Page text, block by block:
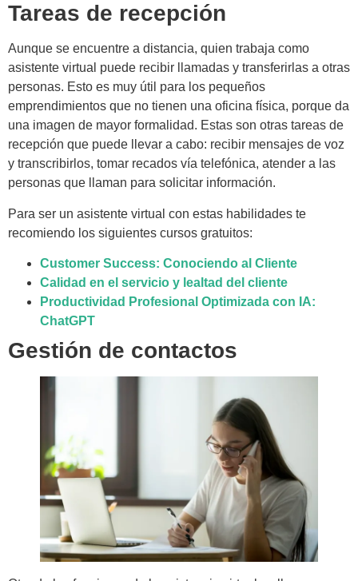
Tareas de recepción
Aunque se encuentre a distancia, quien trabaja como
asistente virtual puede recibir llamadas y transferirlas a otras
personas. Esto es muy útil para los pequeños
emprendimientos que no tienen una oficina física, porque da
una imagen de mayor formalidad. Estas son otras tareas de
recepción que puede llevar a cabo: recibir mensajes de voz
y transcribirlos, tomar recados vía telefónica, atender a las
personas que llaman para solicitar información.
Para ser un asistente virtual con estas habilidades te
recomiendo los siguientes cursos gratuitos:
Customer Success: Conociendo al Cliente
Calidad en el servicio y lealtad del cliente
Productividad Profesional Optimizada con IA:
ChatGPT
Gestión de contactos